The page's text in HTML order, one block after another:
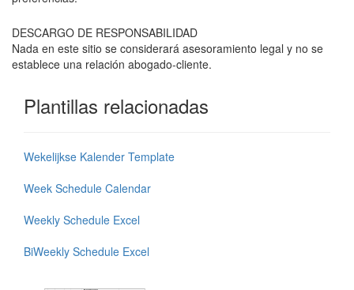
DESCARGO DE RESPONSABILIDAD
Nada en este sitio se considerará asesoramiento legal y no se
establece una relación abogado-cliente.
Plantillas relacionadas
Wekelijkse Kalender Template
Week Schedule Calendar
Weekly Schedule Excel
BiWeekly Schedule Excel